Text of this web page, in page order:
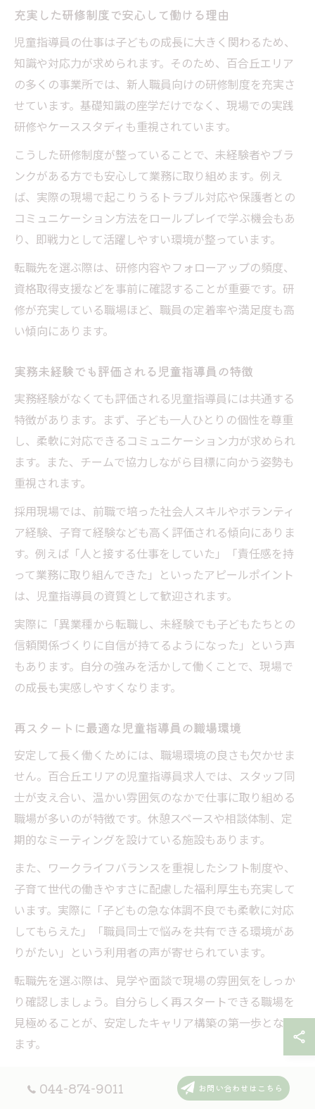
充実した研修制度で安心して働ける理由
児童指導員の仕事は子どもの成長に大きく関わるため、
知識や対応力が求められます。そのため、百合丘エリア
の多くの事業所では、新人職員向けの研修制度を充実さ
せています。基礎知識の座学だけでなく、現場での実践
研修やケーススタディも重視されています。
こうした研修制度が整っていることで、未経験者やブラ
ンクがある方でも安心して業務に取り組めます。例え
ば、実際の現場で起こりうるトラブル対応や保護者との
コミュニケーション方法をロールプレイで学ぶ機会もあ
り、即戦力として活躍しやすい環境が整っています。
転職先を選ぶ際は、研修内容やフォローアップの頻度、
資格取得支援などを事前に確認することが重要です。研
修が充実している職場ほど、職員の定着率や満足度も高
い傾向にあります。
実務未経験でも評価される児童指導員の特徴
実務経験がなくても評価される児童指導員には共通する
特徴があります。まず、子ども一人ひとりの個性を尊重
し、柔軟に対応できるコミュニケーション力が求められ
ます。また、チームで協力しながら目標に向かう姿勢も
重視されます。
採用現場では、前職で培った社会人スキルやボランティ
ア経験、子育て経験なども高く評価される傾向にありま
す。例えば「人と接する仕事をしていた」「責任感を持
って業務に取り組んできた」といったアピールポイント
は、児童指導員の資質として歓迎されます。
実際に「異業種から転職し、未経験でも子どもたちとの
信頼関係づくりに自信が持てるようになった」という声
もあります。自分の強みを活かして働くことで、現場で
の成長も実感しやすくなります。
再スタートに最適な児童指導員の職場環境
安定して長く働くためには、職場環境の良さも欠かせま
せん。百合丘エリアの児童指導員求人では、スタッフ同
士が支え合い、温かい雰囲気のなかで仕事に取り組める
職場が多いのが特徴です。休憩スペースや相談体制、定
期的なミーティングを設けている施設もあります。
また、ワークライフバランスを重視したシフト制度や、
子育て世代の働きやすさに配慮した福利厚生も充実して
います。実際に「子どもの急な体調不良でも柔軟に対応
してもらえた」「職員同士で悩みを共有できる環境があ
りがたい」という利用者の声が寄せられています。
転職先を選ぶ際は、見学や面談で現場の雰囲気をしっか
り確認しましょう。自分らしく再スタートできる職場を
見極めることが、安定したキャリア構築の第一歩となり
ます。
044-874-9011 お問い合わせはこちら